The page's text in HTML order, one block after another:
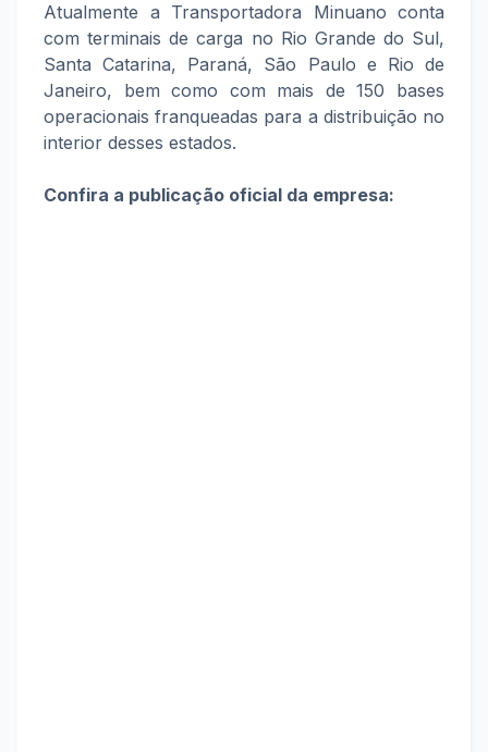
Atualmente a Transportadora Minuano conta
com terminais de carga no Rio Grande do Sul,
Santa Catarina, Paraná, São Paulo e Rio de
Janeiro, bem como com mais de 150 bases
operacionais franqueadas para a distribuição no
interior desses estados.
Confira a publicação oficial da empresa: